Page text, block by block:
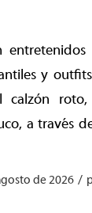
y
calzón
a través
de 2026 /